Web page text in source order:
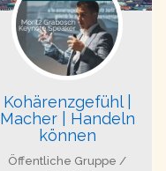
Kohärenzgefühl |
Macher | Handeln
können
Öffentliche Gruppe /